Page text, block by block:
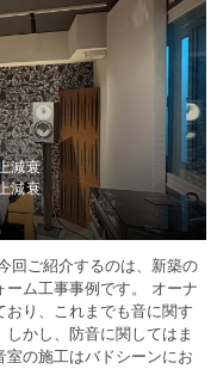
減衰
減衰
回ご紹介するのは、新築の
ム工事事例です。 オーナ
り、これまでも音に関す
かし、防音に関してはま
の施工はバドシーンにお